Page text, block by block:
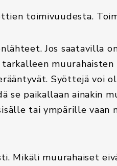
toimivuudesta.
Jos saatavilla
muurahaisten
Syöttejä voi
se paikallaan ainakin
tai ympärille vaan
Mikäli muurahaiset